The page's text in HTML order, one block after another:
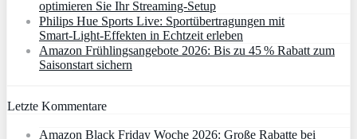
optimieren Sie Ihr Streaming-Setup
Philips Hue Sports Live: Sportübertragungen mit
Smart‑Light‑Effekten in Echtzeit erleben
Amazon Frühlingsangebote 2026: Bis zu 45 % Rabatt zum
Saisonstart sichern
Letzte Kommentare
Amazon Black Friday Woche 2026: Große Rabatte bei